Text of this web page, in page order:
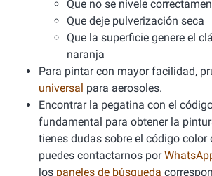
Que no se nivele
Que deje pulverización seca
Que la superficie genere el
naranja
Para pintar con mayor facilidad,
universal para aerosoles.
Encontrar la pegatina con el
fundamental para obtener la
tienes dudas sobre el código color
puedes contactarnos por
los paneles de búsqueda